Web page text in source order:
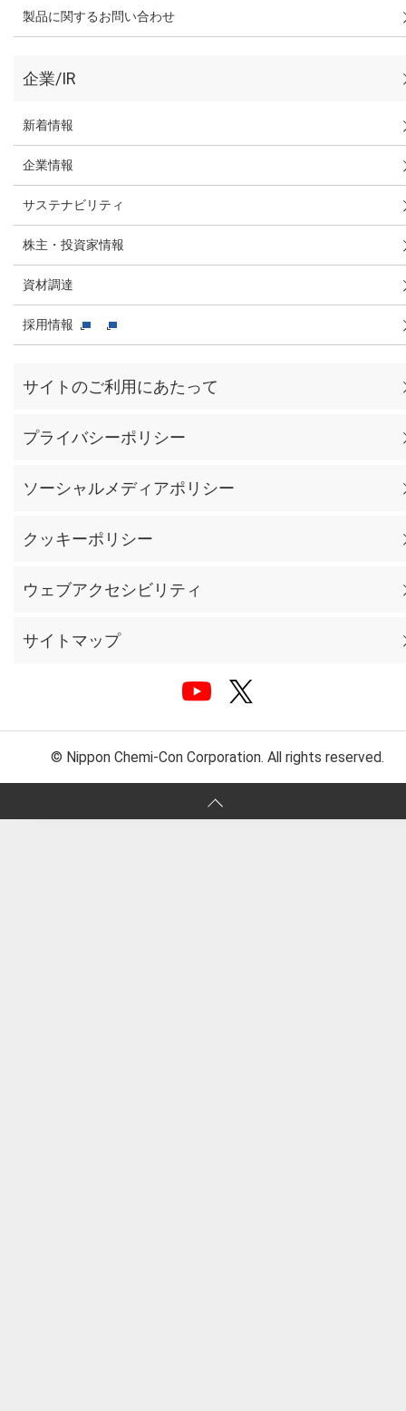
製品に関するお問い合わせ
企業/IR
新着情報
企業情報
サステナビリティ
株主・投資家情報
資材調達
採用情報
サイトのご利用にあたって
プライバシーポリシー
ソーシャルメディアポリシー
クッキーポリシー
ウェブアクセシビリティ
サイトマップ
© Nippon Chemi-Con Corporation. All rights reserved.